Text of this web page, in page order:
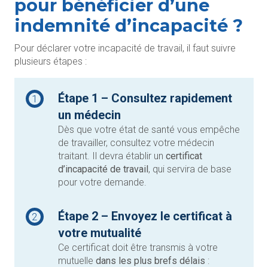
pour bénéficier d’une
indemnité d’incapacité ?
Pour déclarer votre incapacité de travail, il faut suivre
plusieurs étapes :
1
Étape 1 – Consultez rapidement
un médecin
Dès que votre état de santé vous empêche
de travailler, consultez votre médecin
traitant. Il devra établir uncertificat
d’incapacité de travail, qui servira de base
pour votre demande.
2
Étape 2 – Envoyez le certificat à
votre mutualité
Ce certificat doit être transmis à votre
mutuelledans les plus brefs délais :